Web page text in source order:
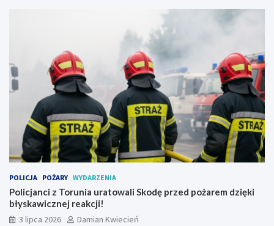
POLICJA POŻARY WYDARZENIA
Policjanci z Torunia uratowali Skodę przed pożarem dzięki
błyskawicznej reakcji!
3 lipca 2026
Damian Kwiecień